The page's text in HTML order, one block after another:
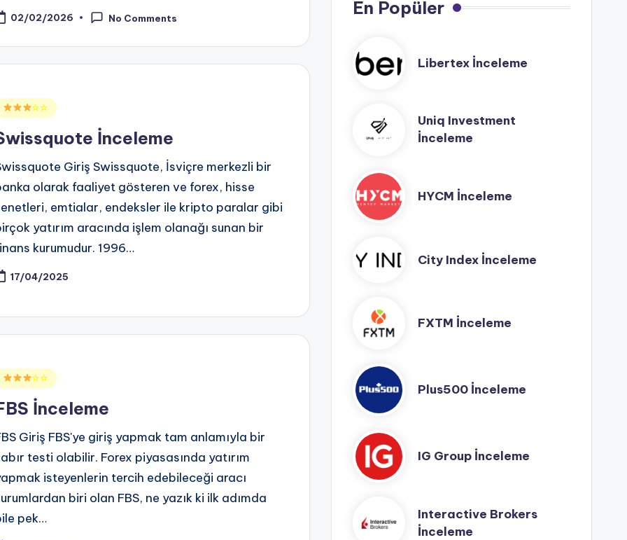
02/02/2026 No Comments
☆☆
İnceleme
Giriş Swissquote, İsviçre merkezli bir
olarak faaliyet gösteren ve forex, hisse
emtialar, endeksler ile kripto paralar gibi
yatırım aracında işlem olanağı sunan bir
kurumudur. 1996…
17/04/2025
☆☆
İnceleme
Giriş FBS'ye giriş yapmak tam anlamıyla bir
testi olabilir. Forex piyasasında yatırım
isteyenlerin tercih edebileceği aracı
biri olan FBS, ne yazık ki ilk adımda
pek…
En Popüler
Libertex İnceleme
Uniq Investment
İnceleme
HYCM İnceleme
City Index İnceleme
FXTM İnceleme
Plus500 İnceleme
IG Group İnceleme
Interactive Brokers
İnceleme